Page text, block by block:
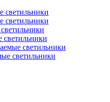
светильники
светильники
светильники
светильники
светильники